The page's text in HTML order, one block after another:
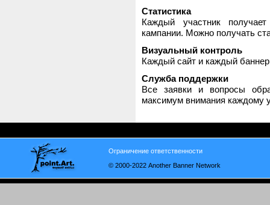
Статистика
Каждый участник
кампании. Можно получать
Визуальный контроль
Каждый сайт и каждый
Служба поддержки
Все заявки и вопросы
максимум внимания каждому
Ограничение ответственности
© 2000-2022 Another Banner Network